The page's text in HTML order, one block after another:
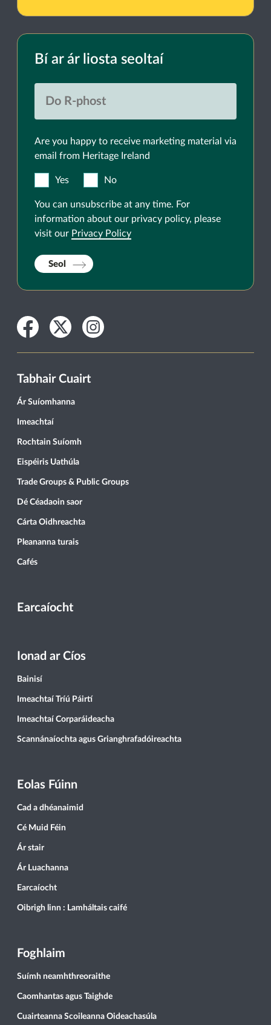
Bí ar ár liosta seoltaí
Are you happy to receive marketing material via
email from Heritage Ireland
Yes No
You can unsubscribe at any time. For
information about our privacy policy, please
visit our Privacy Policy
Seol
Facebook
TwitterInstagram
Tabhair Cuairt
Ár Suíomhanna
Imeachtaí
Rochtain Suíomh
Eispéiris Uathúla
Trade Groups & Public Groups
Dé Céadaoin saor
Cárta Oidhreachta
Pleananna turais
Cafés
Earcaíocht
Ionad ar Cíos
Bainisí
Imeachtaí Tríú Páirtí
Imeachtaí Corparáideacha
Scannánaíochta agus Grianghrafadóireachta
Eolas Fúinn
Cad a dhéanaimid
Cé Muid Féin
Ár stair
Ár Luachanna
Earcaíocht
Oibrigh linn : Lamháltais caifé
Foghlaim
Suímh neamhthreoraithe
Caomhantas agus Taighde
Cuairteanna Scoileanna Oideachasúla